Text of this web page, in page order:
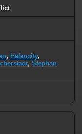
, Hafencity,
, Stephan